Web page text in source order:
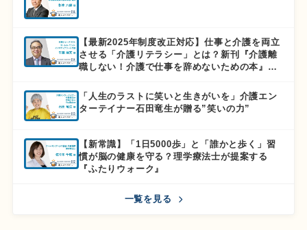
【最新2025年制度改正対応】仕事と介護を両立
させる「介護リテラシー」とは？新刊『介護離
職しない！介護で仕事を辞めないための本』徹
「人生のラストに笑いと生きがいを」介護エン
ターテイナー石田竜生が贈る”笑いの力”
【新常識】「1日5000歩」と「誰かと歩く」習
慣が脳の健康を守る？理学療法士が提案する
『ふたりウォーク』
一覧を見る